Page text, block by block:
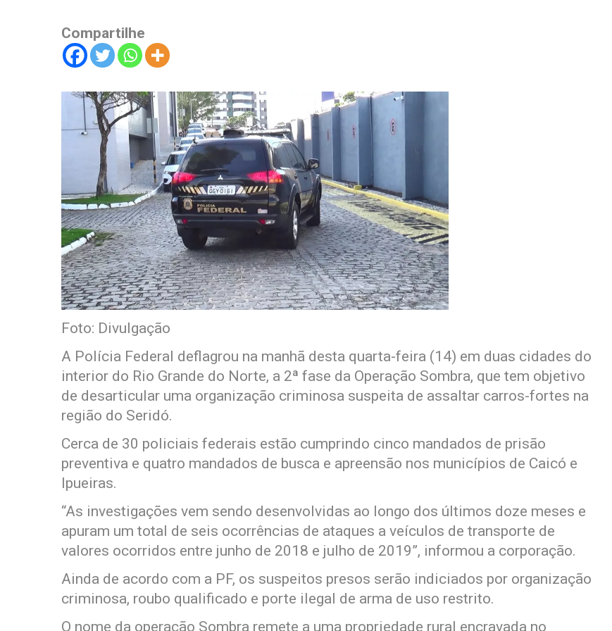
Compartilhe
Foto: Divulgação
A Polícia Federal deflagrou na manhã desta quarta-feira (14) em duas cidades do
interior do Rio Grande do Norte, a 2ª fase da Operação Sombra, que tem objetivo
de desarticular uma organização criminosa suspeita de assaltar carros-fortes na
região do Seridó.
Cerca de 30 policiais federais estão cumprindo cinco mandados de prisão
preventiva e quatro mandados de busca e apreensão nos municípios de Caicó e
Ipueiras.
“As investigações vem sendo desenvolvidas ao longo dos últimos doze meses e
apuram um total de seis ocorrências de ataques a veículos de transporte de
valores ocorridos entre junho de 2018 e julho de 2019”, informou a corporação.
Ainda de acordo com a PF, os suspeitos presos serão indiciados por organização
criminosa, roubo qualificado e porte ilegal de arma de uso restrito.
O nome da operação Sombra remete a uma propriedade rural encravada no